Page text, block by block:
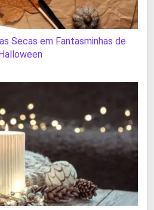
Secas em Fantasminhas de